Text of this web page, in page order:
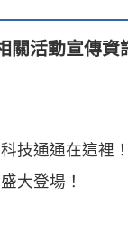
活動宣傳資
科技通通在這裡！
大登場！